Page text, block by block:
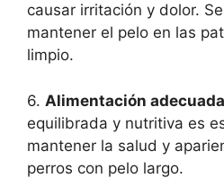
causar irritación y dolor.
mantener el pelo en las
limpio.
6. Alimentación
equilibrada y nutritiva es
mantener la salud y
perros con pelo largo.